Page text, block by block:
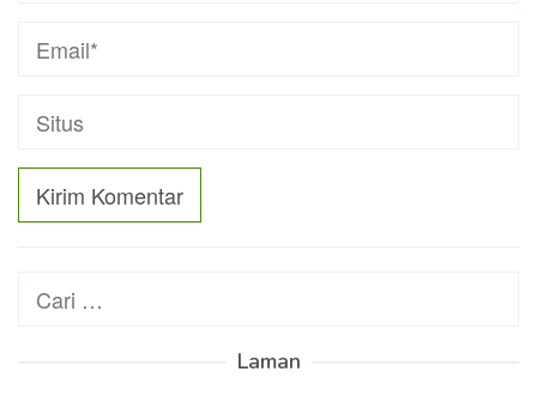
Cari
Laman